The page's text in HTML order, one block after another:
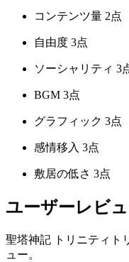
コンテンツ量 2点
自由度 3点
ソーシャリティ 3
BGM 3点
グラフィック 3点
感情移入 3点
敷居の低さ 3点
ユーザーレビ
聖塔神記 トリニティト
ュー。